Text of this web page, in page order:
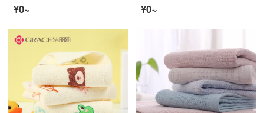
¥0~
¥0~